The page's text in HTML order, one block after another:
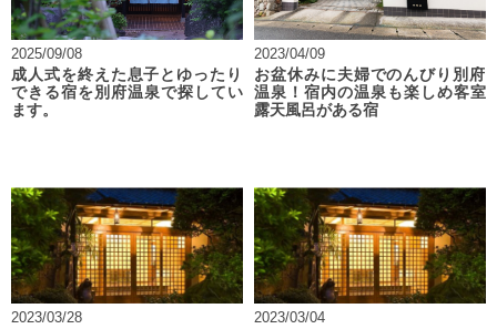
2025/09/08
成人式を終えた息子とゆったり
できる宿を別府温泉で探してい
ます。
2023/04/09
お盆休みに夫婦でのんびり別府
温泉！宿内の温泉も楽しめ客室
露天風呂がある宿
2023/03/28
2023/03/04